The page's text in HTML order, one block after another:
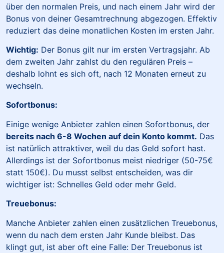
über den normalen Preis, und nach einem Jahr wird der
Bonus von deiner Gesamtrechnung abgezogen. Effektiv
reduziert das deine monatlichen Kosten im ersten Jahr.
Wichtig: Der Bonus gilt nur im ersten Vertragsjahr. Ab
dem zweiten Jahr zahlst du den regulären Preis –
deshalb lohnt es sich oft, nach 12 Monaten erneut zu
wechseln.
Sofortbonus:
Einige wenige Anbieter zahlen einen Sofortbonus, der
bereits nach 6-8 Wochen auf dein Konto kommt. Das
ist natürlich attraktiver, weil du das Geld sofort hast.
Allerdings ist der Sofortbonus meist niedriger (50-75€
statt 150€). Du musst selbst entscheiden, was dir
wichtiger ist: Schnelles Geld oder mehr Geld.
Treuebonus:
Manche Anbieter zahlen einen zusätzlichen Treuebonus,
wenn du nach dem ersten Jahr Kunde bleibst. Das
klingt gut, ist aber oft eine Falle: Der Treuebonus ist